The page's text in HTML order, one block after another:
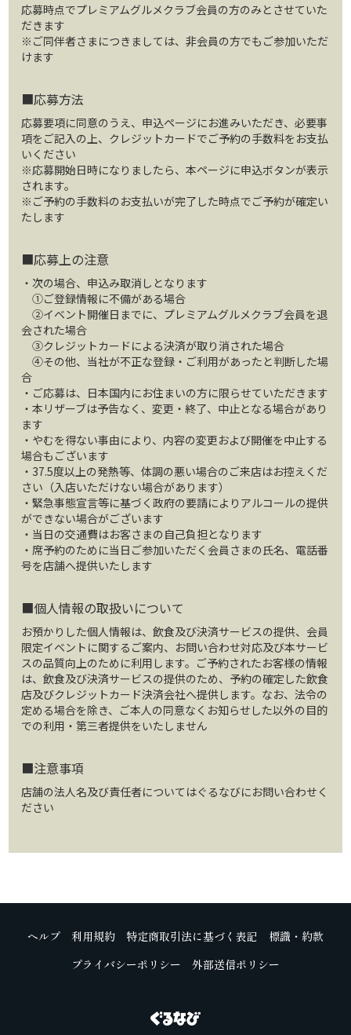
応募時点でプレミアムグルメクラブ会員の方のみとさせていた
だきます
※ご同伴者さまにつきましては、非会員の方でもご参加いただ
けます
■応募方法
応募要項に同意のうえ、申込ページにお進みいただき、必要事
項をご記入の上、クレジットカードでご予約の手数料をお支払
いください
※応募開始日時になりましたら、本ページに申込ボタンが表示
されます。
※ご予約の手数料のお支払いが完了した時点でご予約が確定い
たします
■応募上の注意
・次の場合、申込み取消しとなります
①ご登録情報に不備がある場合
②イベント開催日までに、プレミアムグルメクラブ会員を退
会された場合
③クレジットカードによる決済が取り消された場合
④その他、当社が不正な登録・ご利用があったと判断した場
合
・ご応募は、日本国内にお住まいの方に限らせていただきます
・本リザーブは予告なく、変更・終了、中止となる場合があり
ます
・やむを得ない事由により、内容の変更および開催を中止する
場合もございます
・37.5度以上の発熱等、体調の悪い場合のご来店はお控えくだ
さい（入店いただけない場合があります）
・緊急事態宣言等に基づく政府の要請によりアルコールの提供
ができない場合がございます
・当日の交通費はお客さまの自己負担となります
・席予約のために当日ご参加いただく会員さまの氏名、電話番
号を店舗へ提供いたします
■個人情報の取扱いについて
お預かりした個人情報は、飲食及び決済サービスの提供、会員
限定イベントに関するご案内、お問い合わせ対応及び本サービ
スの品質向上のために利用します。ご予約されたお客様の情報
は、飲食及び決済サービスの提供のため、予約の確定した飲食
店及びクレジットカード決済会社へ提供します。なお、法令の
定める場合を除き、ご本人の同意なくお知らせした以外の目的
での利用・第三者提供をいたしません
■注意事項
店舗の法人名及び責任者についてはぐるなびにお問い合わせく
ださい
ヘルプ 利用規約 特定商取引法に基づく表記
標識・約款
プライバシーポリシー
外部送信ポリシー